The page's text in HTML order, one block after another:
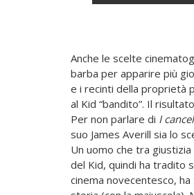
Anche le scelte
barba per apparire più
e i recinti della proprietà
al Kid “bandito”. Il
Per non parlare di I
suo James Averill sia lo
Un uomo che tra
del Kid, quindi ha tradito
cinema novecentesco,